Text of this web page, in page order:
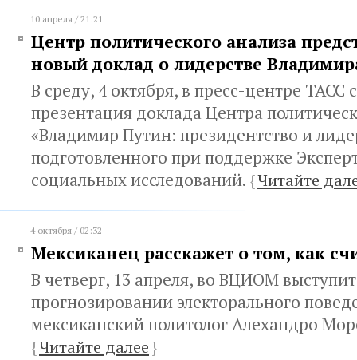
10 апреля / 21:21
Центр политического анализа
новый доклад о лидерстве
В среду, 4 октября, в пресс-центре ТАСС
презентация доклада Центра
«Владимир Путин: президентство и
подготовленного при поддержке
социальных исследований. {Читайте
4 октября / 02:32
Мексиканец расскажет о том, как
В четверг, 13 апреля, во ВЦИОМ
прогнозировании электорального
мексиканский политолог Алехандро
{Читайте далее}